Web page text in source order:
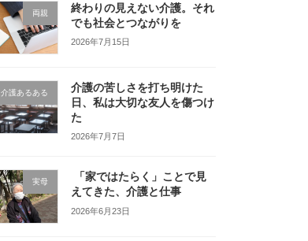
両親
終わりの見えない介護。それ
でも社会とつながりを
2026年7月15日
介護あるある
介護の苦しさを打ち明けた
日、私は大切な友人を傷つけ
た
2026年7月7日
実母
「家ではたらく」ことで見
えてきた、介護と仕事
2026年6月23日